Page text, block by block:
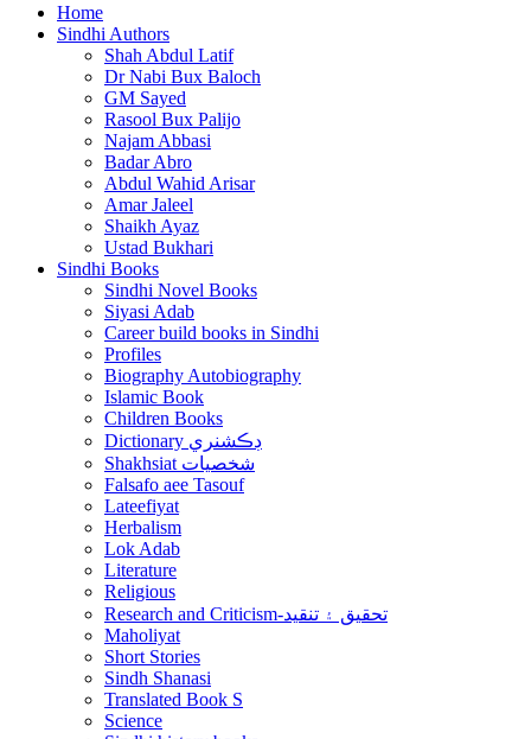
Home
Sindhi Authors
Shah Abdul Latif
Dr Nabi Bux Baloch
GM Sayed
Rasool Bux Palijo
Najam Abbasi
Badar Abro
Abdul Wahid Arisar
Amar Jaleel
Shaikh Ayaz
Ustad Bukhari
Sindhi Books
Sindhi Novel Books
Siyasi Adab
Career build books in Sindhi
Profiles
Biography Autobiography
Islamic Book
Children Books
Dictionary ڊڪشنري
Shakhsiat شخصيات
Falsafo aee Tasouf
Lateefiyat
Herbalism
Lok Adab
Literature
Religious
Research and Criticism-تحقيق ۽ تنقيد
Maholiyat
Short Stories
Sindh Shanasi
Translated Book S
Science